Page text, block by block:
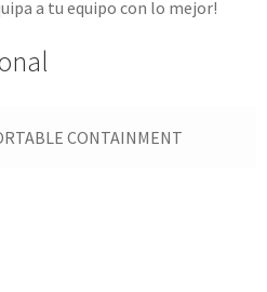
a tu equipo con lo mejor!
CONTAINMENT